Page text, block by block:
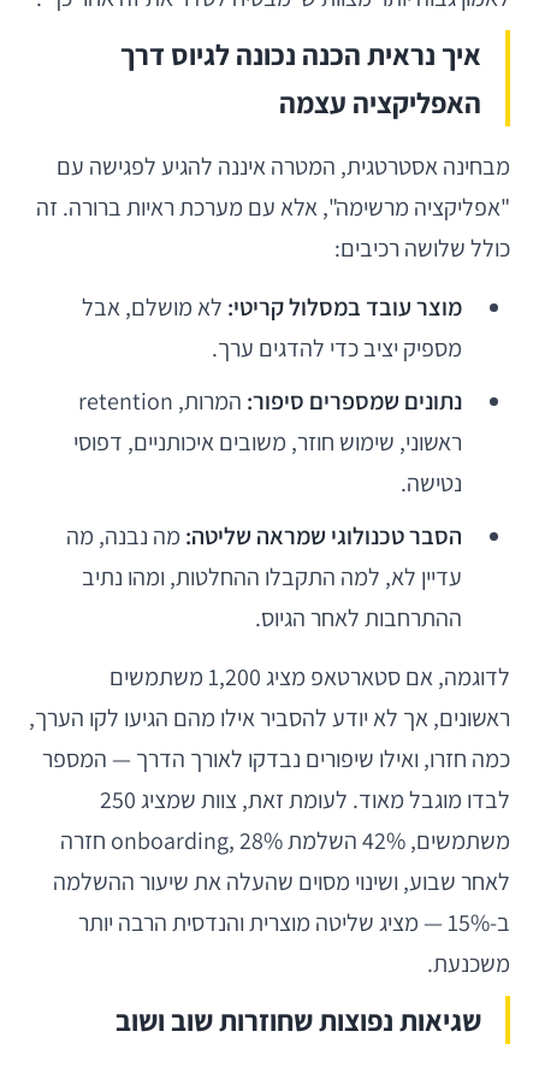
איך נראית הכנה נכונה לגיוס דרך
האפליקציה עצמה
מבחינה אסטרטגית, המטרה איננה להגיע לפגישה עם
"אפליקציה מרשימה", אלא עם מערכת ראיות ברורה. זה
כולל שלושה רכיבים:
מוצר עובד במסלול קריטי: לא מושלם, אבל
מספיק יציב כדי להדגים ערך.
נתונים שמספרים סיפור:
המרות, retention
ראשוני, שימוש חוזר, משובים איכותניים, דפוסי
נטישה.
הסבר טכנולוגי שמראה שליטה: מה נבנה, מה
עדיין לא, למה התקבלו ההחלטות, ומהו נתיב
ההתרחבות לאחר הגיוס.
לדוגמה, אם סטארטאפ מציג 1,200 משתמשים
ראשונים, אך לא יודע להסביר אילו מהם הגיעו לקו הערך,
כמה חזרו, ואילו שיפורים נבדקו לאורך הדרך — המספר
לבדו מוגבל מאוד. לעומת זאת, צוות שמציג 250
משתמשים, 42% השלמת onboarding, 28% חזרה
לאחר שבוע, ושינוי מסוים שהעלה את שיעור ההשלמה
ב-15% — מציג שליטה מוצרית והנדסית הרבה יותר
משכנעת.
שגיאות נפוצות שחוזרות שוב ושוב